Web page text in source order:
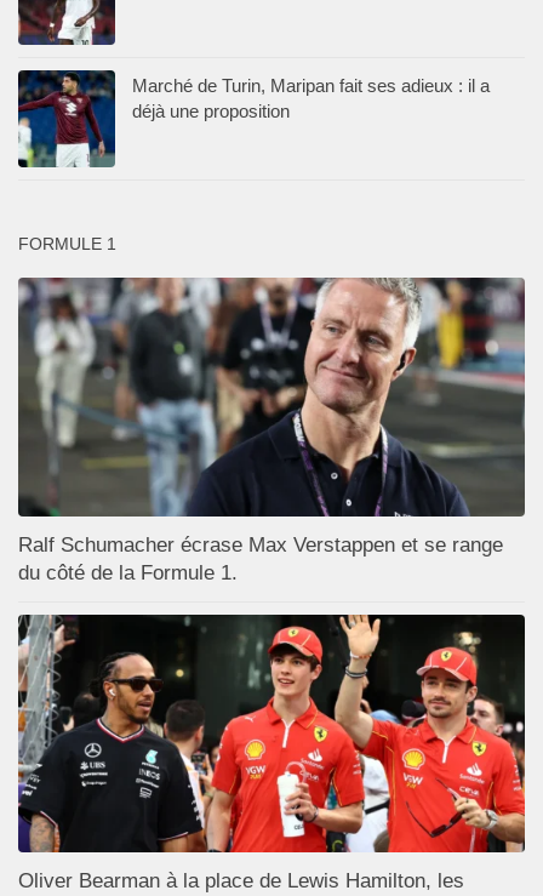
Marché de Turin, Maripan fait ses adieux : il a
déjà une proposition
FORMULE 1
Ralf Schumacher écrase Max Verstappen et se range
du côté de la Formule 1.
Oliver Bearman à la place de Lewis Hamilton, les